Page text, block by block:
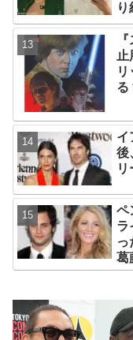
ら
る
イ
後
ペ
ラ
っ
葛